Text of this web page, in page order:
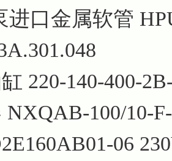
进口金属软管
220-140-400-
NXQAB-100/10-
06